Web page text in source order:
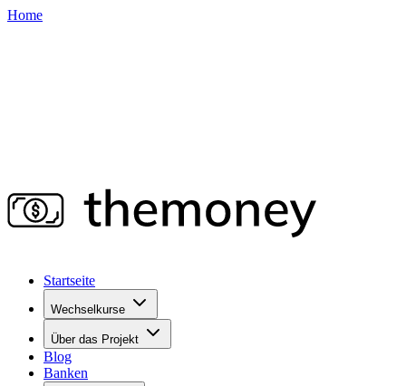
Home
Startseite
Wechselkurse
Über das Projekt
Blog
Banken